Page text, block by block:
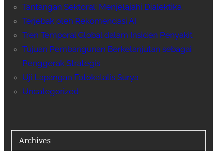
Tantangan Sektoral: Menjelajahi Dialektika
Terjebak oleh Rekomendasi AI
Tren Temporal Global dalam Insiden Penyakit
Tujuan Pembangunan Berkelanjutan sebagai
Penggerak Strategis
Uji Lapangan Fotokatalis Surya
Uncategorized
Archives